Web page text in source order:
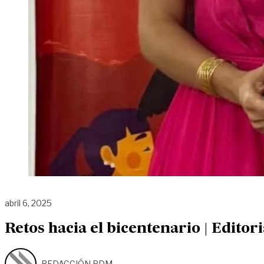
abril 6, 2025
Retos hacia el bicentenario |